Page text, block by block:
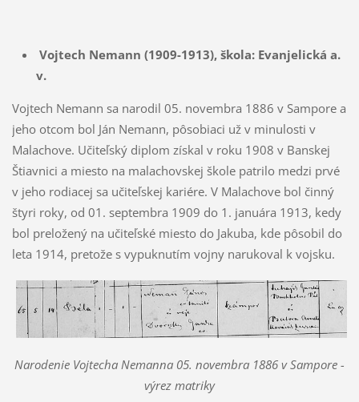
Vojtech Nemann (1909-1913), škola: Evanjelická a.
v.
Vojtech Nemann sa narodil 05. novembra 1886 v Sampore a
jeho otcom bol Ján Nemann, pôsobiaci už v minulosti v
Malachove. Učiteľský diplom získal v roku 1908 v Banskej
Štiavnici a miesto na malachovskej škole patrilo medzi prvé
v jeho rodiacej sa učiteľskej kariére. V Malachove bol činný
štyri roky, od 01. septembra 1909 do 1. januára 1913, kedy
bol preložený na učiteľské miesto do Jakuba, kde pôsobil do
leta 1914, pretože s vypuknutím vojny narukoval k vojsku.
Narodenie Vojtecha Nemanna 05. novembra 1886 v Sampore -
výrez matriky